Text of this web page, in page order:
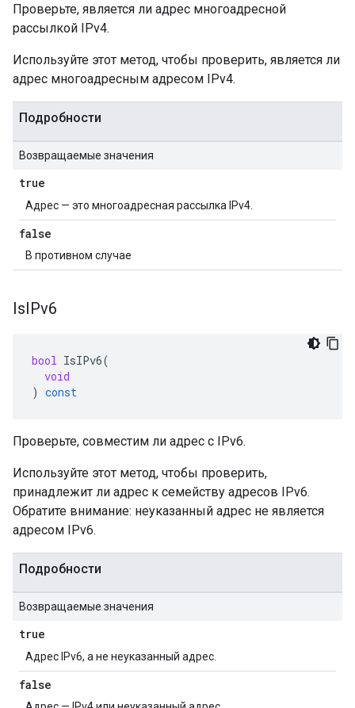
Проверьте, является ли адрес многоадресной
рассылкой IPv4.
Используйте этот метод, чтобы проверить, является ли
адрес многоадресным адресом IPv4.
Подробности
Возвращаемые значения
true
Адрес — это многоадресная рассылка IPv4.
false
В противном случае
IsIPv6
bool IsIPv6(
void
) const
Проверьте, совместим ли адрес с IPv6.
Используйте этот метод, чтобы проверить,
принадлежит ли адрес к семейству адресов IPv6.
Обратите внимание: неуказанный адрес не является
адресом IPv6.
Подробности
Возвращаемые значения
true
Адрес IPv6, а не неуказанный адрес.
false